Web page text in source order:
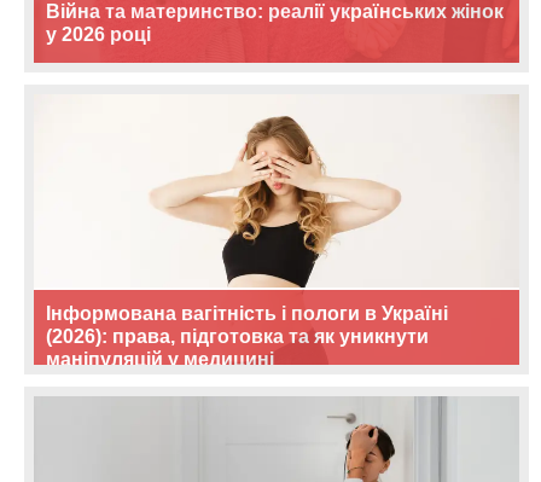
Війна та материнство: реалії українських жінок
у 2026 році
Інформована вагітність і пологи в Україні
(2026): права, підготовка та як уникнути
маніпуляцій у медицині